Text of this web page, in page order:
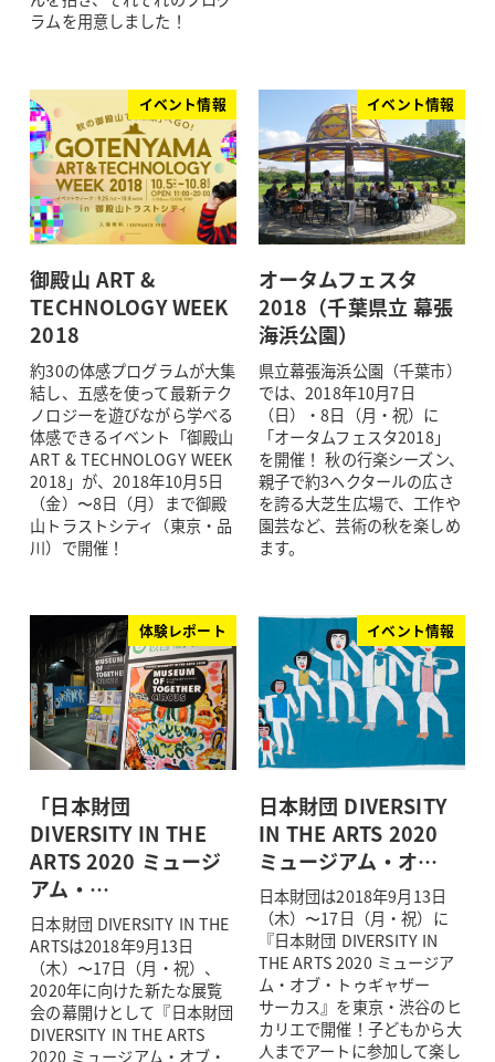
ラムを用意しました！
イベント情報
御殿山 ART &
TECHNOLOGY WEEK
2018
約30の体感プログラムが大集
結し、五感を使って最新テク
ノロジーを遊びながら学べる
体感できるイベント「御殿山
ART & TECHNOLOGY WEEK
2018」が、2018年10月5日
（金）〜8日（月）まで御殿
山トラストシティ（東京・品
川）で開催！
イベント情報
オータムフェスタ
2018（千葉県立 幕張
海浜公園）
県立幕張海浜公園（千葉市）
では、2018年10月7日
（日）・8日（月・祝）に
「オータムフェスタ2018」
を開催！ 秋の行楽シーズン、
親子で約3ヘクタールの広さ
を誇る大芝生広場で、工作や
園芸など、芸術の秋を楽しめ
ます。
体験レポート
「日本財団
DIVERSITY IN THE
ARTS 2020 ミュージ
アム・…
日本財団 DIVERSITY IN THE
ARTSは2018年9月13日
（木）〜17日（月・祝）、
2020年に向けた新たな展覧
会の幕開けとして『日本財団
DIVERSITY IN THE ARTS
2020 ミュージアム・オブ・
イベント情報
日本財団 DIVERSITY
IN THE ARTS 2020
ミュージアム・オ…
日本財団は2018年9月13日
（木）〜17日（月・祝）に
『日本財団 DIVERSITY IN
THE ARTS 2020 ミュージア
ム・オブ・トゥギャザー
サーカス』を東京・渋谷のヒ
カリエで開催！子どもから大
人までアートに参加して楽し